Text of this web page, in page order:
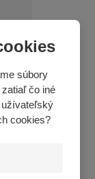
súbory
čo iné
užívateľský
cookies?
ružová